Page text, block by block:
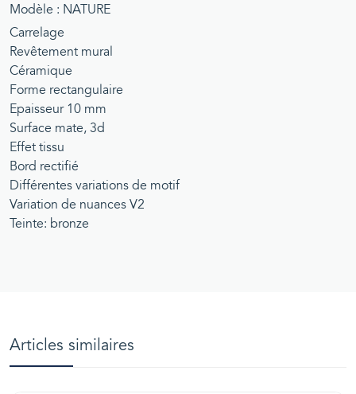
Modèle : NATURE
Carrelage
Revêtement mural
Céramique
Forme rectangulaire
Epaisseur 10 mm
Surface mate, 3d
Effet tissu
Bord rectifié
Différentes variations de motif
Variation de nuances V2
Teinte: bronze
Articles similaires